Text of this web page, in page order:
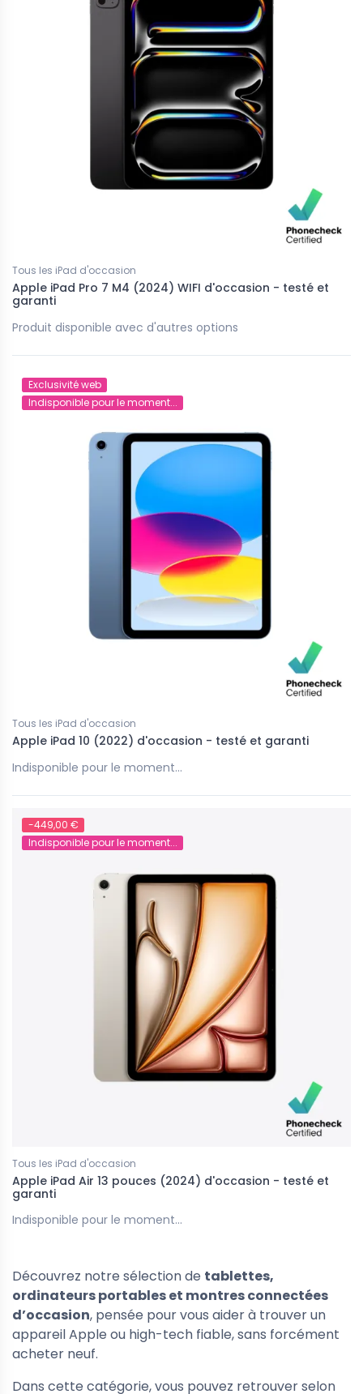
Découvrez notre sélection de tablettes,
ordinateurs portables et montres connectées
d’occasion, pensée pour vous aider à trouver un
appareil Apple ou high-tech fiable, sans forcément
acheter neuf.
Dans cette catégorie, vous pouvez retrouver selon
Tous les iPad d'occasion
Apple iPad Pro 7 M4 (2024) WIFI d'occasion - testé et
garanti
Produit disponible avec d'autres options
Exclusivité web
Indisponible pour le moment...
Tous les iPad d'occasion
Apple iPad 10 (2022) d'occasion - testé et garanti
Indisponible pour le moment...
-449,00 €
Indisponible pour le moment...
Tous les iPad d'occasion
Apple iPad Air 13 pouces (2024) d'occasion - testé et
garanti
Indisponible pour le moment...